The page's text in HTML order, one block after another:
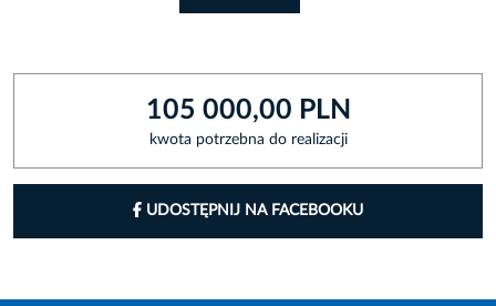
105 000,00 PLN
kwota potrzebna do realizacji
UDOSTĘPNIJ NA FACEBOOKU